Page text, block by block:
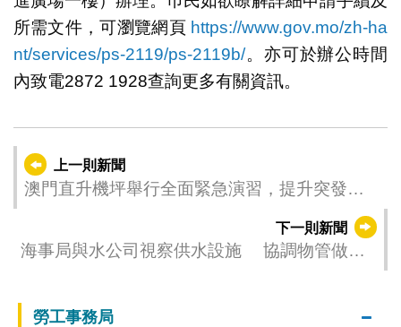
所需文件，可瀏覽網頁 https://www.gov.mo/zh-ha
nt/services/ps-2119/ps-2119b/。亦可於辦公時間
內致電2872 1928查詢更多有關資訊。
上一則新聞
澳門直升機坪舉行全面緊急演習，提升突發事
下一則新聞
海事局與水公司視察供水設施 協調物管做好
勞工事務局